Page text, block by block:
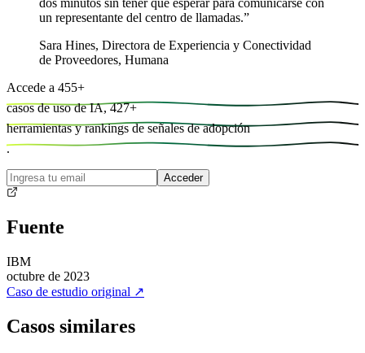
un representante del centro de llamadas.”
Sara Hines, Directora de Experiencia y Conectividad
de Proveedores, Humana
Accede a 455+
casos de uso de IA, 427+
herramientas y rankings de señales de adopción
.
Acceder
Fuente
IBM
octubre de 2023
Caso de estudio original ↗
Casos similares